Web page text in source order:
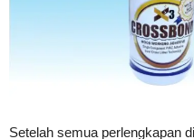
Setelah semua perlengkapan